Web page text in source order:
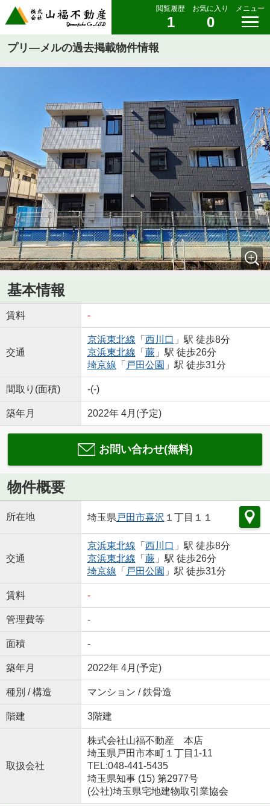
閲覧履歴
1
お気に入り
0
メニュー
プリ―メルの過去掲載物件情報
基本情報
賃料 -
交通
京浜東北線 「 西川口 」駅 徒歩8分
京浜東北線 「 蕨」駅 徒歩26分
埼京線 「 戸田公園 」駅 徒歩31分
間取り(面積) -(-)
築年月 2022年 4月(予定)
お問い合わせ(無料)
物件概要
所在地 埼玉県 戸田市喜沢 １丁目１１
交通
京浜東北線 「 西川口 」駅 徒歩8分
京浜東北線 「 蕨」駅 徒歩26分
埼京線 「 戸田公園 」駅 徒歩31分
賃料 -
管理費等 -
面積 -
築年月 2022年 4月(予定)
種別 / 構造 マンション / 鉄骨造
階建 3階建
取扱会社
株式会社山福不動産 本店
埼玉県戸田市本町１丁目1-11
TEL:048-441-5435
埼玉県知事 (15) 第2977号
(公社)埼玉県宅地建物取引業協会